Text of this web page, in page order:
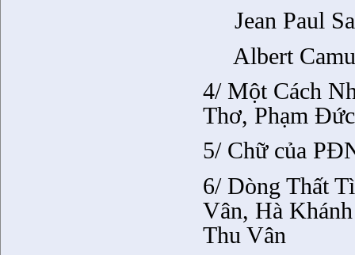
Jean Paul
Albert
4/ Một Cách
Thơ, Phạm
5/ Chữ của
6/ Dòng Thất
Vân, Hà
Thu Vân